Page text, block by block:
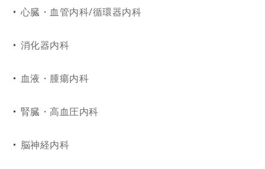
心臓・血管内科/循環器内科
消化器内科
血液・腫瘍内科
腎臓・高血圧内科
脳神経内科